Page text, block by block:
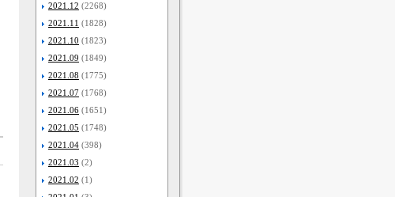
2021.12 (2268)
2021.11 (1828)
2021.10 (1823)
2021.09 (1849)
2021.08 (1775)
2021.07 (1768)
2021.06 (1651)
2021.05 (1748)
2021.04 (398)
2021.03 (2)
2021.02 (1)